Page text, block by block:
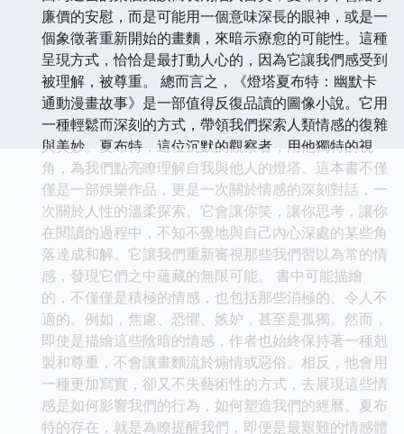
廉價的安慰，而是可能用一個意味深長的眼神，或是一
個象徵著重新開始的畫麵，來暗示療愈的可能性。這種
呈現方式，恰恰是最打動人心的，因為它讓我們感受到
被理解，被尊重。 總而言之，《燈塔夏布特：幽默卡
通動漫畫故事》是一部值得反復品讀的圖像小說。它用
一種輕鬆而深刻的方式，帶領我們探索人類情感的復雜
與美妙。夏布特，這位沉默的觀察者，用他獨特的視
角，為我們點亮瞭理解自我與他人的燈塔。這本書不僅
僅是一部娛樂作品，更是一次關於情感的深刻對話，一
次關於人性的溫柔探索。它會讓你笑，讓你思考，讓你
在閱讀的過程中，不知不覺地與自己內心深處的某些角
落達成和解。它讓我們重新審視那些我們習以為常的情
感，發現它們之中蘊藏的無限可能。 書中可能描繪
的，不僅僅是積極的情感，也包括那些消極的、令人不
適的。例如，焦慮、恐懼、嫉妒，甚至是孤獨。然而，
即使是描繪這些陰暗的情感，作者也始終保持著一種剋
製和尊重，不會讓畫麵流於煽情或惡俗。相反，他會用
一種更加寫實，卻又不失藝術性的方式，去展現這些情
感是如何影響我們的行為，如何塑造我們的經曆。夏布
特的存在，就是為瞭提醒我們，即便是最艱難的情感體